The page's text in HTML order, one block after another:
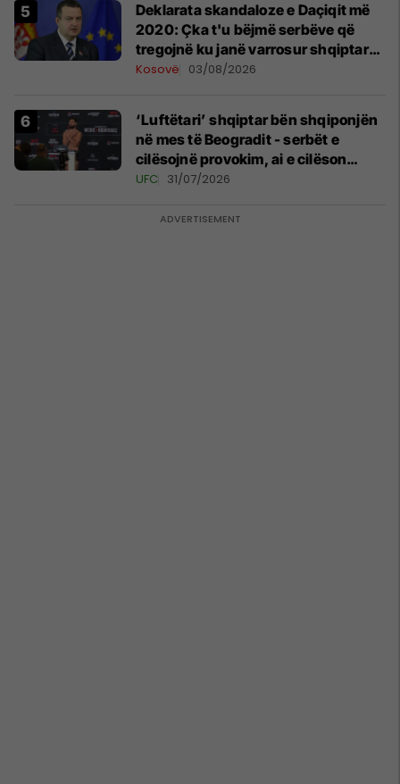
​Deklarata skandaloze e Daçiqit më
2020: Çka t'u bëjmë serbëve që
tregojnë ku janë varrosur shqiptarët
në Serbi
Kosovë 03/08/2026
‘Luftëtari’ shqiptar bën shqiponjën
në mes të Beogradit - serbët e
cilësojnë provokim, ai e cilëson
simbol të identitetit
UFC 31/07/2026